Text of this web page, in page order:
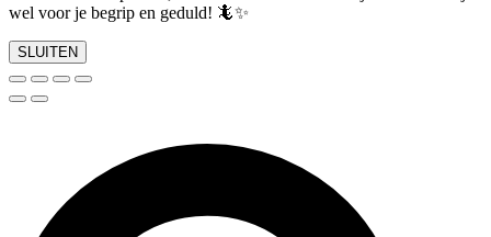
wel voor je begrip en geduld! 🦎✨
SLUITEN